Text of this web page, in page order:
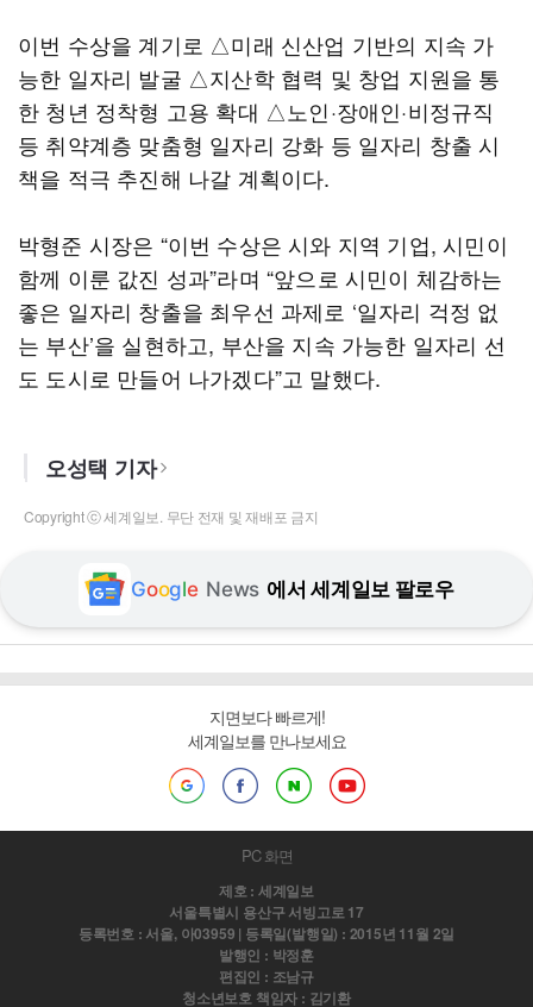
이번 수상을 계기로 △미래 신산업 기반의 지속 가
능한 일자리 발굴 △지산학 협력 및 창업 지원을 통
한 청년 정착형 고용 확대 △노인·장애인·비정규직
등 취약계층 맞춤형 일자리 강화 등 일자리 창출 시
책을 적극 추진해 나갈 계획이다.
박형준 시장은 “이번 수상은 시와 지역 기업, 시민이
함께 이룬 값진 성과”라며 “앞으로 시민이 체감하는
좋은 일자리 창출을 최우선 과제로 ‘일자리 걱정 없
는 부산’을 실현하고, 부산을 지속 가능한 일자리 선
도 도시로 만들어 나가겠다”고 말했다.
오성택 기자
Copyright ⓒ 세계일보. 무단 전재 및 재배포 금지
Google News 에서 세계일보 팔로우
지면보다 빠르게!
세계일보를 만나보세요
PC 화면
제호 : 세계일보
서울특별시 용산구 서빙고로 17
등록번호 : 서울, 아03959 | 등록일(발행일) : 2015년 11월 2일
발행인 : 박정훈
편집인 : 조남규
청소년보호 책임자 : 김기환